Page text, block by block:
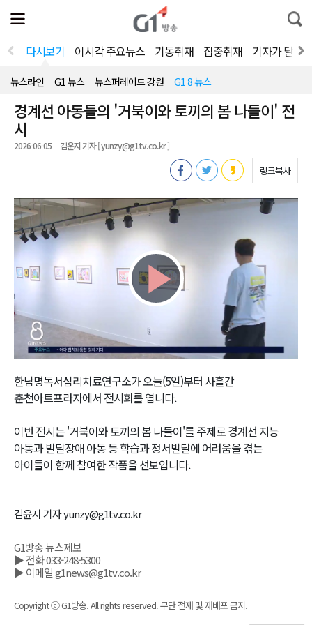
전
체
뉴
열
통
합
색
다시보기 이시각 주요뉴스 기동취재 집중취재 기자가 달려
뉴스라인 G1 뉴스 뉴스퍼레이드 강원 G1 8 뉴스
경계선 아동들의 '거북이와 토끼의 봄 나들이' 전
시
2026-06-05 김윤지 기자 [ yunzy@g1tv.co.kr ]
링크복사
Play
Video
한남명독서심리치료연구소가 오늘(5일)부터 사흘간
춘천아트프라자에서 전시회를 엽니다.
이번 전시는 '거북이와 토끼의 봄 나들이'를 주제로 경계선 지능
아동과 발달장애 아동 등 학습과 정서발달에 어려움을 겪는
아이들이 함께 참여한 작품을 선보입니다.
김윤지 기자 yunzy@g1tv.co.kr
G1방송 뉴스제보
▶ 전화 033-248-5300
▶ 이메일 g1news@g1tv.co.kr
Copyright ⓒ G1방송. All rights reserved. 무단 전재 및 재배포 금지.